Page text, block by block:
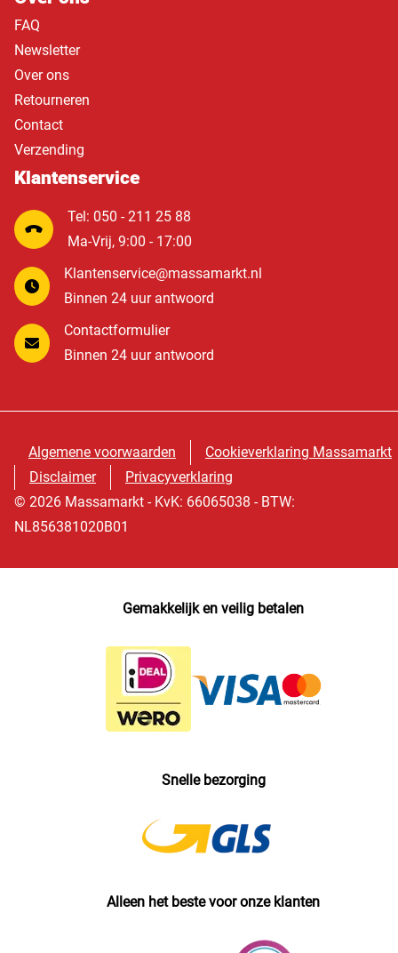
FAQ
Newsletter
Over ons
Retourneren
Contact
Verzending
Klantenservice
Tel: 050 - 211 25 88
Ma-Vrij, 9:00 - 17:00
Klantenservice@massamarkt.nl
Binnen 24 uur antwoord
Contactformulier
Binnen 24 uur antwoord
Algemene voorwaarden
Cookieverklaring Massamarkt
Disclaimer
Privacyverklaring
© 2026 Massamarkt - KvK: 66065038 - BTW:
NL856381020B01
Gemakkelijk en veilig betalen
Snelle bezorging
Alleen het beste voor onze klanten